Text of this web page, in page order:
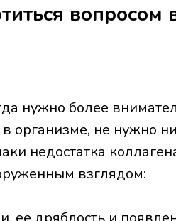
вопросом
нужно более
организме, не нужно
недостатка
взглядом: